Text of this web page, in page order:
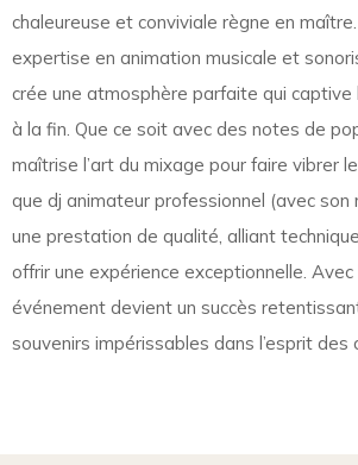
chaleureuse et conviviale règne en
expertise en animation musicale et
crée une atmosphère parfaite qui captive
à la fin. Que ce soit avec des notes de
maîtrise l’art du mixage pour faire vibrer
que dj animateur professionnel (avec son
une prestation de qualité, alliant
offrir une expérience exceptionnelle. Avec
événement devient un succès
souvenirs impérissables dans l’esprit des